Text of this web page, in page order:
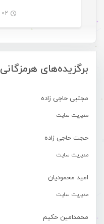
برگزیده‌های هرمزگانی
مجتبی حاجی زاده
مدیریت سایت
حجت حاجی زاده
مدیریت سایت
امید محمودیان
مدیریت سایت
محمدامین حکیم
۰۲ فروردین ۱۳۹۸